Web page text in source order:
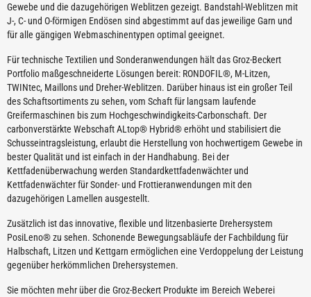
Gewebe und die dazugehörigen Weblitzen gezeigt. Bandstahl-Weblitzen mit
J-, C- und O-förmigen Endösen sind abgestimmt auf das jeweilige Garn und
für alle gängigen Webmaschinentypen optimal geeignet.
Für technische Textilien und Sonderanwendungen hält das Groz-Beckert
Portfolio maßgeschneiderte Lösungen bereit: RONDOFIL®, M-Litzen,
TWINtec, Maillons und Dreher-Weblitzen. Darüber hinaus ist ein großer Teil
des Schaftsortiments zu sehen, vom Schaft für langsam laufende
Greifermaschinen bis zum Hochgeschwindigkeits-Carbonschaft. Der
carbonverstärkte Webschaft ALtop® Hybrid® erhöht und stabilisiert die
Schusseintragsleistung, erlaubt die Herstellung von hochwertigem Gewebe in
bester Qualität und ist einfach in der Handhabung. Bei der
Kettfadenüberwachung werden Standardkettfadenwächter und
Kettfadenwächter für Sonder- und Frottieranwendungen mit den
dazugehörigen Lamellen ausgestellt.
Zusätzlich ist das innovative, flexible und litzenbasierte Drehersystem
PosiLeno® zu sehen. Schonende Bewegungsabläufe der Fachbildung für
Halbschaft, Litzen und Kettgarn ermöglichen eine Verdoppelung der Leistung
gegenüber herkömmlichen Drehersystemen.
Sie möchten mehr über die Groz-Beckert Produkte im Bereich Weberei